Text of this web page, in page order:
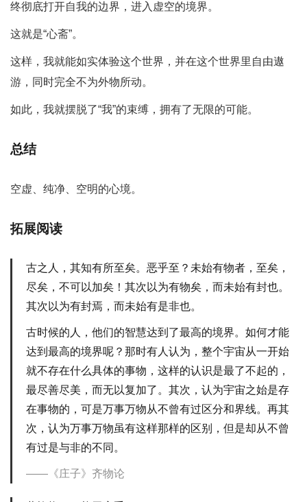
终彻底打开自我的边界，进入虚空的境界。
这就是“心斋”。
这样，我就能如实体验这个世界，并在这个世界里自由遨
游，同时完全不为外物所动。
如此，我就摆脱了“我”的束缚，拥有了无限的可能。
总结
空虚、纯净、空明的心境。
拓展阅读
古之人，其知有所至矣。恶乎至？未始有物者，至矣，
尽矣，不可以加矣！其次以为有物矣，而未始有封也。
其次以为有封焉，而未始有是非也。
古时候的人，他们的智慧达到了最高的境界。如何才能
达到最高的境界呢？那时有人认为，整个宇宙从一开始
就不存在什么具体的事物，这样的认识是最了不起的，
最尽善尽美，而无以复加了。其次，认为宇宙之始是存
在事物的，可是万事万物从不曾有过区分和界线。再其
次，认为万事万物虽有这样那样的区别，但是却从不曾
有过是与非的不同。
《庄子》齐物论